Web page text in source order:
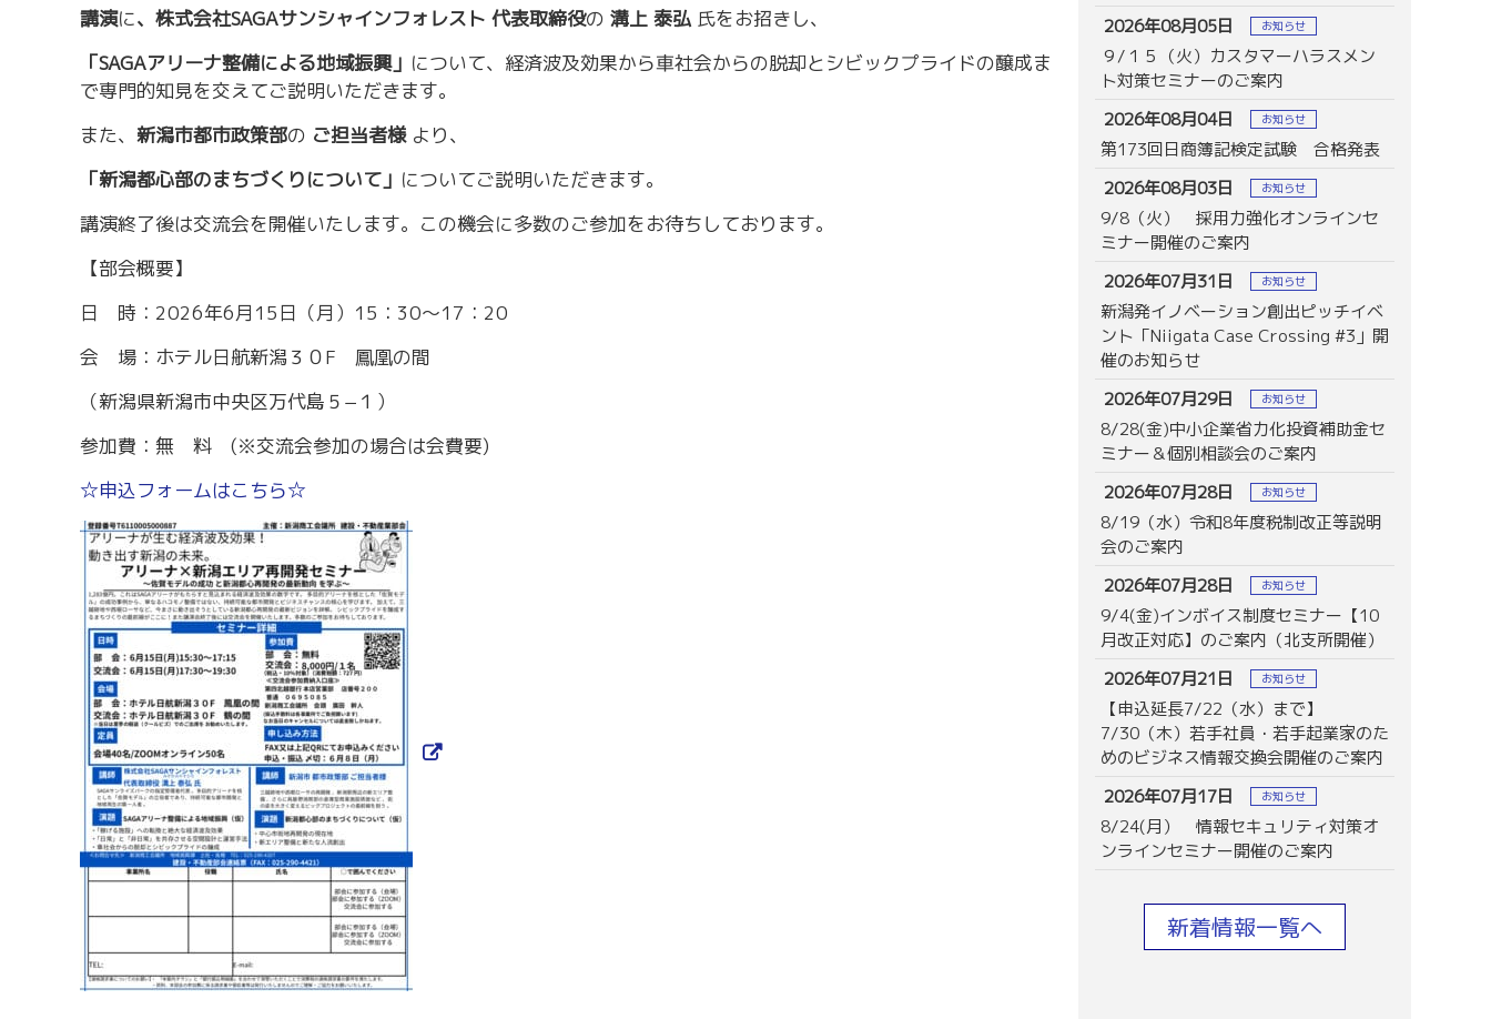
労務・雇用・賃金相談（無料相談窓口）
賃金関係諸統計・説明会
経営発達支援
会員交流
研究会
講演に、株式会社SAGAサンシャインフォレスト 代表取締役の 溝上 泰弘 氏をお招きし、
「SAGAアリーナ整備による地域振興」 について、経済波及効果から車社会からの脱却とシビックプライドの醸成ま
で専門的知見を交えてご説明いただきます。
また、 新潟市都市政策部の ご担当者様 より、
「新潟都心部のまちづくりについて」 についてご説明いただきます。
講演終了後は交流会を開催いたします。この機会に多数のご参加をお待ちしております。
【部会概要】
日 時：2026年6月15日（月）15：30～17：20
会 場：ホテル日航新潟３０F 鳳凰の間
（新潟県新潟市中央区万代島５−１）
参加費：無 料 (※交流会参加の場合は会費要)
☆申込フォームはこちら☆
2026年08月05日
お知らせ
９/１５（火）カスタマーハラスメン
ト対策セミナーのご案内
2026年08月04日
お知らせ
第173回日商簿記検定試験 合格発表
2026年08月03日
お知らせ
9/8（火） 採用力強化オンラインセ
ミナー開催のご案内
2026年07月31日
お知らせ
新潟発イノベーション創出ピッチイベ
ント「Niigata Case Crossing #3」開
催のお知らせ
2026年07月29日
お知らせ
8/28(金)中小企業省力化投資補助金セ
ミナー＆個別相談会のご案内
2026年07月28日
お知らせ
8/19（水）令和8年度税制改正等説明
会のご案内
2026年07月28日
お知らせ
9/4(金)インボイス制度セミナー【10
月改正対応】のご案内（北支所開催）
2026年07月21日
お知らせ
【申込延長7/22（水）まで】
7/30（木）若手社員・若手起業家のた
めのビジネス情報交換会開催のご案内
2026年07月17日
お知らせ
8/24(月） 情報セキュリティ対策オ
ンラインセミナー開催のご案内
新着情報一覧へ